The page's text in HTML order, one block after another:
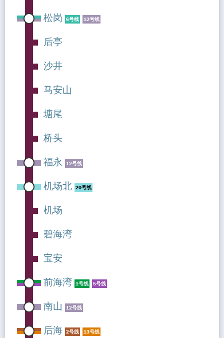
松岗
6号线 12号线
后亭
沙井
马安山
塘尾
桥头
福永
12号线
机场北 20号线
机场
碧海湾
宝安
前海湾 1号线 5号线
南山 12号线
后海 2号线 13号线